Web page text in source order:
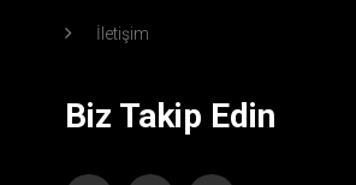
İletişim
Biz Takip Edin